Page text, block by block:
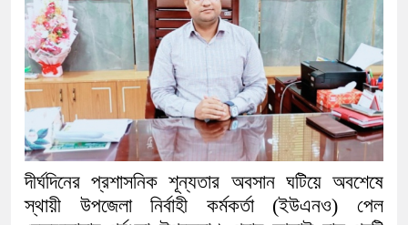
র‌্যাবের কঠোর গোয়েন্দা নজরদারি
জাতিসংঘ সাধারণ পরিষদ ও দ্বিপক্ষীয়
প্রধানমন্ত্রী
পূর্বধলায় ৩০ অসহায় পরিবার পেলেন
করলেন এমপি মানসুরা
দীর্ঘদিনের প্রশাসনিক শূন্যতার অবসান ঘটিয়ে অবশেষে
স্থায়ী উপজেলা নির্বাহী কর্মকর্তা (ইউএনও) পেল